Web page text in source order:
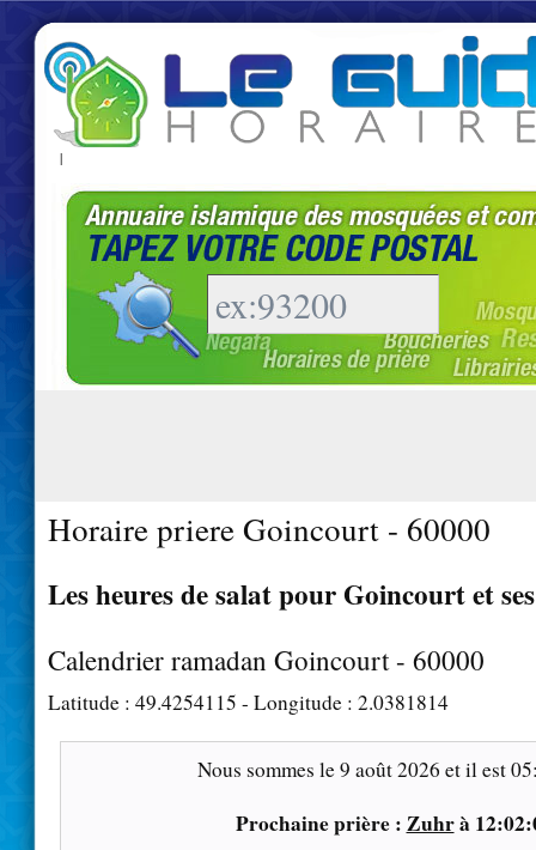
|
Horaire priere Goincourt - 60000
Les heures de salat pour Goincourt et
Calendrier ramadan Goincourt - 60000
Latitude : 49.4254115 - Longitude : 2.0381814
Nous sommes le9 août 2026 et il est
Prochaine prière : Zuhrà